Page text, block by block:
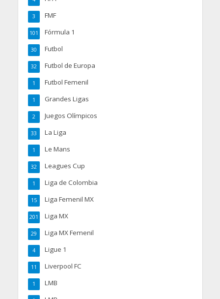
FMF
3
Fórmula 1
101
Futbol
30
Futbol de Europa
32
Futbol Femenil
1
Grandes Ligas
1
Juegos Olímpicos
2
La Liga
33
Le Mans
1
Leagues Cup
32
Liga de Colombia
1
Liga Femenil MX
15
Liga MX
201
Liga MX Femenil
29
Ligue 1
4
Liverpool FC
11
LMB
1